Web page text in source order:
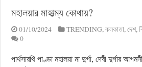
মহালয়ার মাহাত্ম্য কোথায়?
01/10/2024 TRENDING,কলকাতা,দেশ,
0
পার্থসারথি পাণ্ডা মহালয়া মা দুর্গা, দেবী দুর্গার